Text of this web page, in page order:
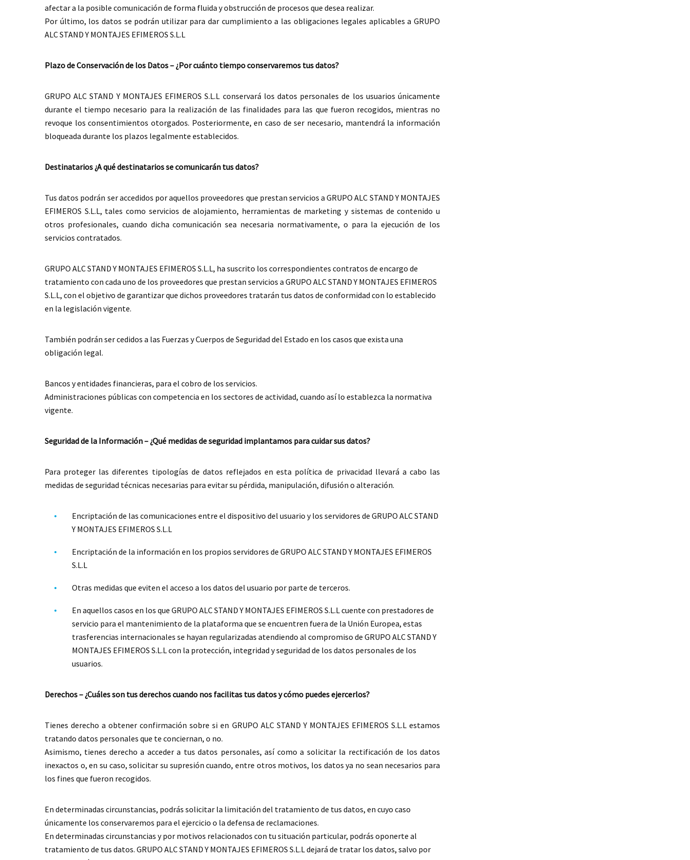
afectar a la posible comunicación de forma fluida y obstrucción de procesos que desea realizar.
Por último, los datos se podrán utilizar para dar cumplimiento a las obligaciones legales aplicables a GRUPO
ALC STAND Y MONTAJES EFIMEROS S.L.L
Plazo de Conservación de los Datos – ¿Por cuánto tiempo conservaremos tus datos?
GRUPO ALC STAND Y MONTAJES EFIMEROS S.L.L conservará los datos personales de los usuarios únicamente
durante el tiempo necesario para la realización de las finalidades para las que fueron recogidos, mientras no
revoque los consentimientos otorgados. Posteriormente, en caso de ser necesario, mantendrá la información
bloqueada durante los plazos legalmente establecidos.
Destinatarios ¿A qué destinatarios se comunicarán tus datos?
Tus datos podrán ser accedidos por aquellos proveedores que prestan servicios a GRUPO ALC STAND Y MONTAJES
EFIMEROS S.L.L, tales como servicios de alojamiento, herramientas de marketing y sistemas de contenido u
otros profesionales, cuando dicha comunicación sea necesaria normativamente, o para la ejecución de los
servicios contratados.
GRUPO ALC STAND Y MONTAJES EFIMEROS S.L.L, ha suscrito los correspondientes contratos de encargo de
tratamiento con cada uno de los proveedores que prestan servicios a GRUPO ALC STAND Y MONTAJES EFIMEROS
S.L.L, con el objetivo de garantizar que dichos proveedores tratarán tus datos de conformidad con lo establecido
en la legislación vigente.
También podrán ser cedidos a las Fuerzas y Cuerpos de Seguridad del Estado en los casos que exista una
obligación legal.
Bancos y entidades financieras, para el cobro de los servicios.
Administraciones públicas con competencia en los sectores de actividad, cuando así lo establezca la normativa
vigente.
Seguridad de la Información – ¿Qué medidas de seguridad implantamos para cuidar sus datos?
Para proteger las diferentes tipologías de datos reflejados en esta política de privacidad llevará a cabo las
medidas de seguridad técnicas necesarias para evitar su pérdida, manipulación, difusión o alteración.
Encriptación de las comunicaciones entre el dispositivo del usuario y los servidores de GRUPO ALC STAND
Y MONTAJES EFIMEROS S.L.L
Encriptación de la información en los propios servidores de GRUPO ALC STAND Y MONTAJES EFIMEROS
S.L.L
Otras medidas que eviten el acceso a los datos del usuario por parte de terceros.
En aquellos casos en los que GRUPO ALC STAND Y MONTAJES EFIMEROS S.L.L cuente con prestadores de
servicio para el mantenimiento de la plataforma que se encuentren fuera de la Unión Europea, estas
trasferencias internacionales se hayan regularizadas atendiendo al compromiso de GRUPO ALC STAND Y
MONTAJES EFIMEROS S.L.L con la protección, integridad y seguridad de los datos personales de los
usuarios.
Derechos – ¿Cuáles son tus derechos cuando nos facilitas tus datos y cómo puedes ejercerlos?
Tienes derecho a obtener confirmación sobre si en GRUPO ALC STAND Y MONTAJES EFIMEROS S.L.L estamos
tratando datos personales que te conciernan, o no.
Asimismo, tienes derecho a acceder a tus datos personales, así como a solicitar la rectificación de los datos
inexactos o, en su caso, solicitar su supresión cuando, entre otros motivos, los datos ya no sean necesarios para
los fines que fueron recogidos.
En determinadas circunstancias, podrás solicitar la limitación del tratamiento de tus datos, en cuyo caso
únicamente los conservaremos para el ejercicio o la defensa de reclamaciones.
En determinadas circunstancias y por motivos relacionados con tu situación particular, podrás oponerte al
tratamiento de tus datos. GRUPO ALC STAND Y MONTAJES EFIMEROS S.L.L dejará de tratar los datos, salvo por